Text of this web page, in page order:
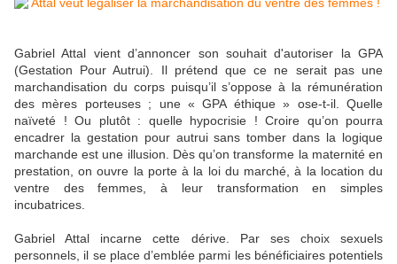
Gabriel Attal vient d’annoncer son souhait d'autoriser la GPA
(Gestation Pour Autrui). Il prétend que ce ne serait pas une
marchandisation du corps puisqu’il s’oppose à la rémunération
des mères porteuses ; une « GPA éthique » ose-t-il. Quelle
naïveté ! Ou plutôt : quelle hypocrisie ! Croire qu’on pourra
encadrer la gestation pour autrui sans tomber dans la logique
marchande est une illusion. Dès qu’on transforme la maternité en
prestation, on ouvre la porte à la loi du marché, à la location du
ventre des femmes, à leur transformation en simples
incubatrices.
Gabriel Attal incarne cette dérive. Par ses choix sexuels
personnels, il se place d’emblée parmi les bénéficiaires potentiels